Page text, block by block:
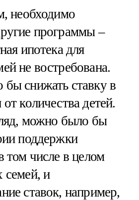
необходимо
программы –
ипотека для
не востребована.
снижать ставку в
количества детей.
можно было бы
поддержки
том числе в целом
семей, и
ставок, например,